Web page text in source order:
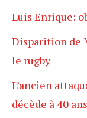
Luis Enrique:
Disparition de
le rugby
L’ancien
décède à 40 ans